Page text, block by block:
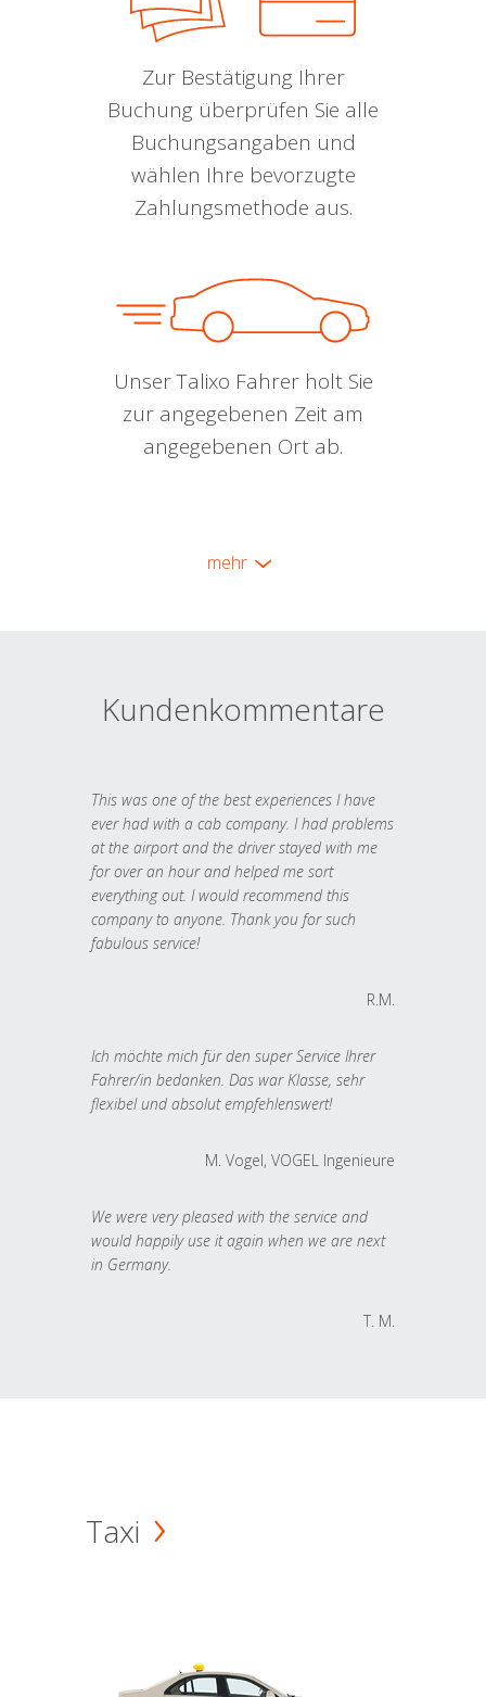
Zur Bestätigung Ihrer
Buchung überprüfen Sie alle
Buchungsangaben und
wählen Ihre bevorzugte
Zahlungsmethode aus.
Unser Talixo Fahrer holt Sie
zur angegebenen Zeit am
angegebenen Ort ab.
mehr
Kundenkommentare
This was one of the best experiences I have
ever had with a cab company. I had problems
at the airport and the driver stayed with me
for over an hour and helped me sort
everything out. I would recommend this
company to anyone. Thank you for such
fabulous service!
R.M.
Ich möchte mich für den super Service Ihrer
Fahrer/in bedanken. Das war Klasse, sehr
flexibel und absolut empfehlenswert!
M. Vogel, VOGEL Ingenieure
We were very pleased with the service and
would happily use it again when we are next
in Germany.
T. M.
Taxi